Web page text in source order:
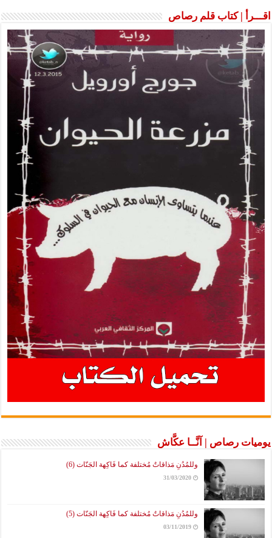
اقـــرأ | كتاب قلم رصاص
يوميات رصاص | آنَّــا عكَّاش
وللمُدُنِ مَذاقاتٌ مُختلفة كما فَاكِهة الجَنّات (6)
31/03/2020
وللمُدُنِ مَذاقاتٌ مُختلفة كما فَاكِهة الجَنّات (5)
03/11/2019